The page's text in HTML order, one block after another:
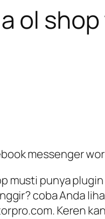
ol
musti punya
coba Anda
Keren